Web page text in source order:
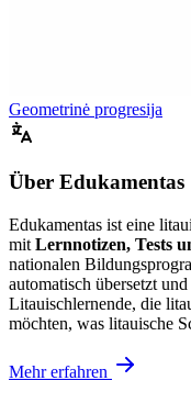
Geometrinė progresija
Über Edukamentas
Edukamentas ist eine
mit Lernnotizen, Tests
nationalen
automatisch übersetzt
Litauischlernende, die
möchten, was litauische
Mehr erfahren